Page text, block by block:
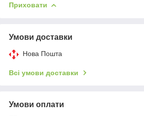
Приховати
Умови доставки
Нова Пошта
Всі умови доставки
Умови оплати